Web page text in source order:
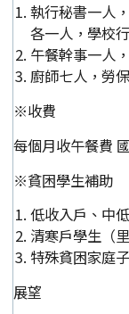
執行秘書一人
各一人，學校
午餐幹事一人
廚師七人，勞
※收費
每個月收午餐費
※貧困學生補助
低收入戶、中
清寒戶學生（
特殊貧困家庭
展望